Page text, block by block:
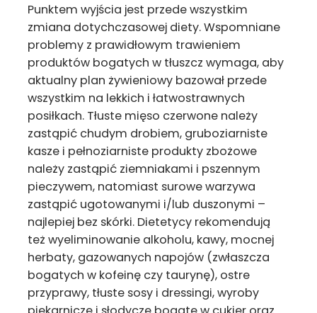
Punktem wyjścia jest przede wszystkim
zmiana dotychczasowej diety. Wspomniane
problemy z prawidłowym trawieniem
produktów bogatych w tłuszcz wymaga, aby
aktualny plan żywieniowy bazował przede
wszystkim na lekkich i łatwostrawnych
posiłkach. Tłuste mięso czerwone należy
zastąpić chudym drobiem, gruboziarniste
kasze i pełnoziarniste produkty zbożowe
należy zastąpić ziemniakami i pszennym
pieczywem, natomiast surowe warzywa
zastąpić ugotowanymi i/lub duszonymi –
najlepiej bez skórki. Dietetycy rekomendują
też wyeliminowanie alkoholu, kawy, mocnej
herbaty, gazowanych napojów (zwłaszcza
bogatych w kofeinę czy taurynę), ostre
przyprawy, tłuste sosy i dressingi, wyroby